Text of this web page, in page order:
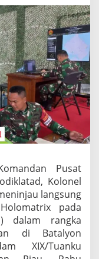
Pusat
Kolonel
langsung
pada
dalam rangka
di Batalyon
XIX/Tuanku